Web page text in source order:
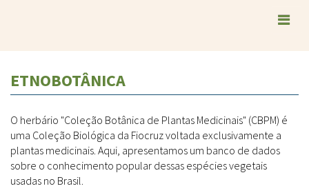
ETNOBOTÂNICA
O herbário "Coleção Botânica de Plantas Medicinais" (CBPM) é
uma Coleção Biológica da Fiocruz voltada exclusivamente a
plantas medicinais. Aqui, apresentamos um banco de dados
sobre o conhecimento popular dessas espécies vegetais
usadas no Brasil.